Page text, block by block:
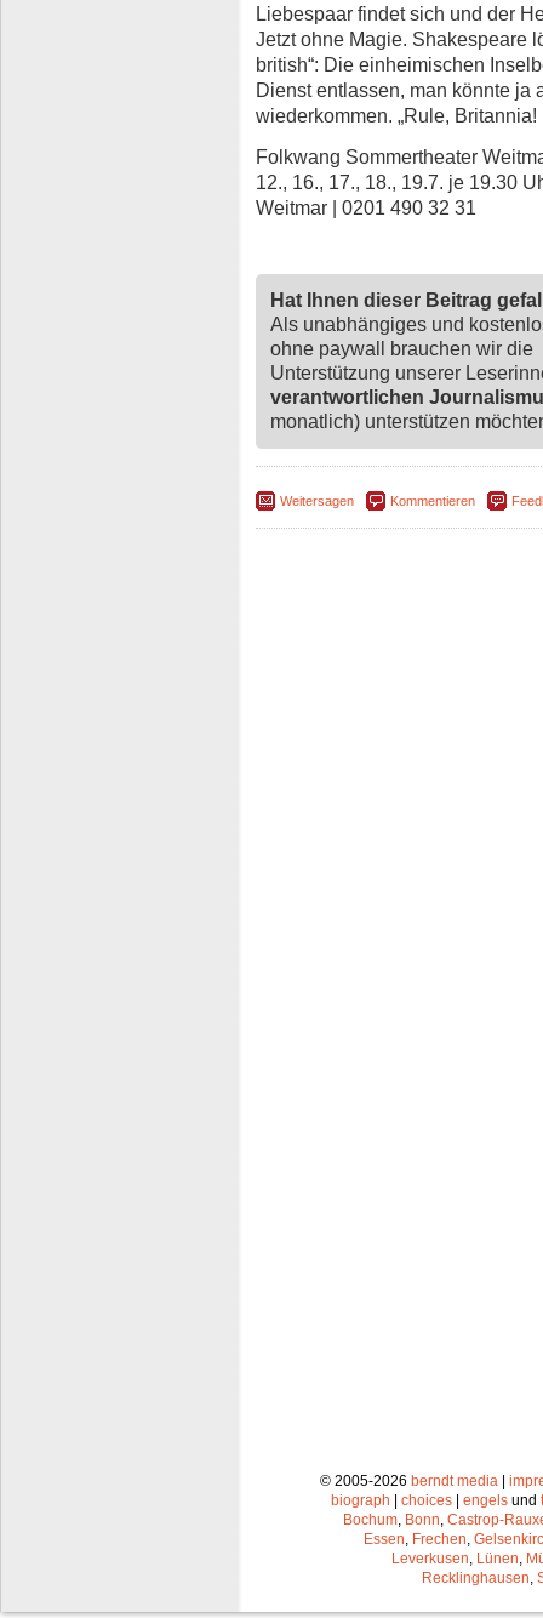
Liebespaar findet sich und der
Jetzt ohne Magie. Shakespeare
british“: Die einheimischen
Dienst entlassen, man könnte ja
wiederkommen. „Rule,
Folkwang Sommertheater
12., 16., 17., 18., 19.7. je 19.30
Weitmar | 0201 490 32 31
Hat Ihnen dieser Beitrag
Als unabhängiges und
ohne paywall brauchen wir die
Unterstützung unserer
verantwortlichen
monatlich) unterstützen
Weitersagen Kommentieren
© 2005-2026 berndt media|
biograph
choices engels und
Bochum, Bonn, Castrop-
Essen, Frechen,
Leverkusen, Lünen,
Recklinghausen,